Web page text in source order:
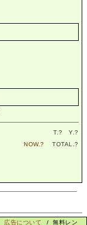
T.? Y.?
NOW.? TOTAL.?
広告について / 無料レン